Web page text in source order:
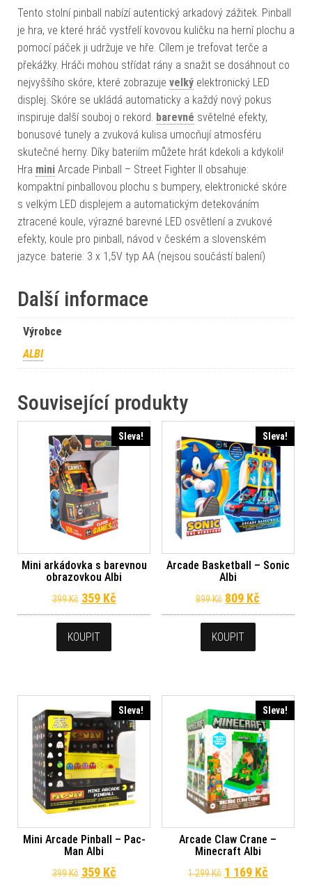
Tento stolní pinball nabízí autentický arkadový zážitek. Pinball
je hra, ve které hráč vystřelí kovovou kuličku na herní plochu a
pomocí páček ji udržuje ve hře. Cílem je trefovat terče a
překážky. Hráči mohou střídat rány a snažit se dosáhnout co
nejvyššího skóre, které zobrazuje velký elektronický LED
displej. Skóre se ukládá automaticky a každý nový pokus
inspiruje další souboj o rekord. barevné světelné efekty,
bonusové tunely a zvuková kulisa umocňují atmosféru
skutečné herny. Díky bateriím můžete hrát kdekoli a kdykoli!
Hra mini Arcade Pinball – Street Fighter II obsahuje:
kompaktní pinballovou plochu s bumpery, elektronické skóre
s velkým LED displejem a automatickým detekováním
ztracené koule, výrazné barevné LED osvětlení a zvukové
efekty, koule pro pinball, návod v českém a slovenském
jazyce. baterie: 3 x 1,5V typ AA (nejsou součástí balení)
Další informace
Výrobce
ALBI
Související produkty
Sleva!
Mini arkádovka s barevnou
obrazovkou Albi
399Kč Původní cena byla: 399 Kč.
359 KčAktuální cena je: 359 Kč.
KOUPIT
Sleva!
Arcade Basketball – Sonic
Albi
899Kč Původní cena
809 Kč
KOUPIT
Sleva!
Mini Arcade Pinball – Pac-
Man Albi
399Kč Původní cena byla: 399 Kč.
359 KčAktuální cena je: 359 Kč.
Sleva!
Arcade Claw Crane –
Minecraft Albi
1 299Kč Původní cena
1 169 KčAktuální